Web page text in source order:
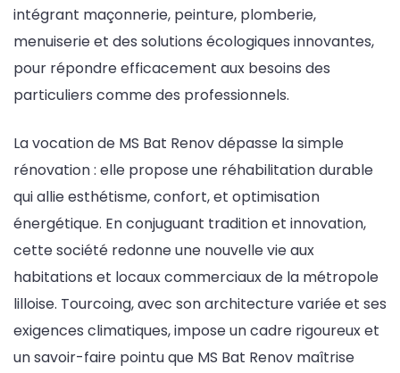
intégrant maçonnerie, peinture, plomberie,
menuiserie et des solutions écologiques innovantes,
pour répondre efficacement aux besoins des
particuliers comme des professionnels.
La vocation de MS Bat Renov dépasse la simple
rénovation : elle propose une réhabilitation durable
qui allie esthétisme, confort, et optimisation
énergétique. En conjuguant tradition et innovation,
cette société redonne une nouvelle vie aux
habitations et locaux commerciaux de la métropole
lilloise. Tourcoing, avec son architecture variée et ses
exigences climatiques, impose un cadre rigoureux et
un savoir-faire pointu que MS Bat Renov maîtrise